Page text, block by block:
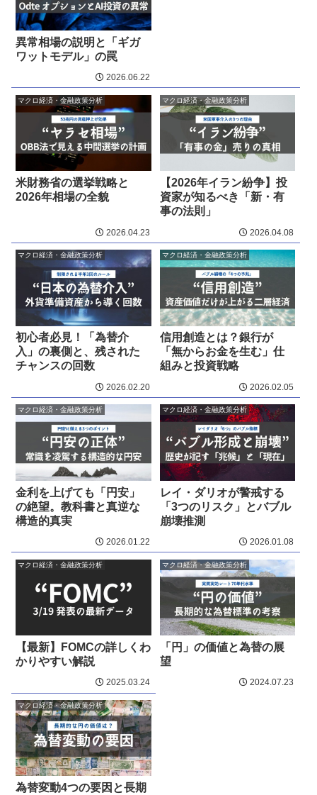
異常相場の説明と「ギガ
ワットモデル」の罠
2026.06.22
マクロ経済・金融政策分析
米財務省の選挙戦略と
2026年相場の全貌
2026.04.23
マクロ経済・金融政策分析
【2026年イラン紛争】投
資家が知るべき「新・有
事の法則」
2026.04.08
マクロ経済・金融政策分析
初心者必見！「為替介
入」の裏側と、残された
チャンスの回数
2026.02.20
マクロ経済・金融政策分析
信用創造とは？銀行が
「無からお金を生む」仕
組みと投資戦略
2026.02.05
マクロ経済・金融政策分析
金利を上げても「円安」
の絶望。教科書と真逆な
構造的真実
2026.01.22
マクロ経済・金融政策分析
レイ・ダリオが警戒する
「3つのリスク」とバブル
崩壊推測
2026.01.08
マクロ経済・金融政策分析
【最新】FOMCの詳しくわ
かりやすい解説
2025.03.24
マクロ経済・金融政策分析
「円」の価値と為替の展
望
2024.07.23
マクロ経済・金融政策分析
為替変動4つの要因と長期